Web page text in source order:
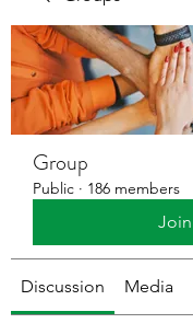
Group
Public · 186 members
Join
Discussion Media